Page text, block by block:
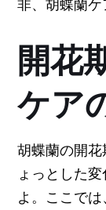
非、胡蝶蘭ケ
開花
ケア
胡蝶蘭の開
ょっとした
よ。ここで